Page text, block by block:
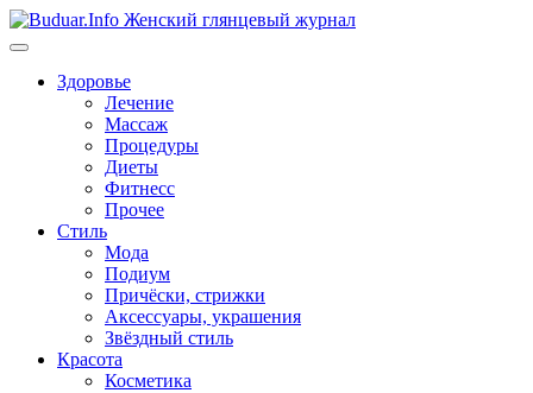
Перейти
к
Здоровье
Лечение
Массаж
Процедуры
Диеты
Фитнесс
Прочее
Стиль
Мода
Подиум
Причёски, стрижки
Аксессуары, украшения
Звёздный стиль
Красота
Косметика